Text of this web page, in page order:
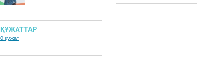
ҚҰЖАТТАР
0 құжат